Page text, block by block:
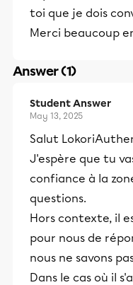
toi que je dois
Merci beaucoup
Answer (1)
Student Answer
May 13, 2025
Salut
J'espère que tu
confiance à la
questions.
Hors contexte, il
pour nous de
nous ne savons
Dans le cas où il